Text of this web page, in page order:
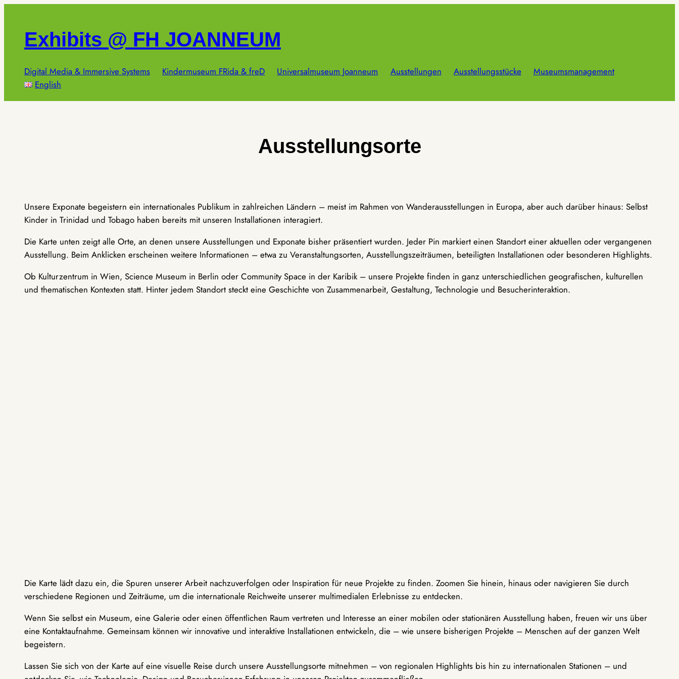
springenExhibits @ FH JOANNEUM
Digital Media & Immersive Systems Kindermuseum FRida & freD Universalmuseum Joanneum Ausstellungen Ausstellungsstücke
Museumsmanagement
English
Ausstellungsorte
Unsere Exponate begeistern ein internationales Publikum in zahlreichen Ländern – meist im Rahmen von Wanderausstellungen in Europa, aber auch darüber hinaus: Selbst
Kinder in Trinidad und Tobago haben bereits mit unseren Installationen interagiert.
Die Karte unten zeigt alle Orte, an denen unsere Ausstellungen und Exponate bisher präsentiert wurden. Jeder Pin markiert einen Standort einer aktuellen oder vergangenen
Ausstellung. Beim Anklicken erscheinen weitere Informationen – etwa zu Veranstaltungsorten, Ausstellungszeiträumen, beteiligten Installationen oder besonderen Highlights.
Ob Kulturzentrum in Wien, Science Museum in Berlin oder Community Space in der Karibik – unsere Projekte finden in ganz unterschiedlichen geografischen, kulturellen
und thematischen Kontexten statt. Hinter jedem Standort steckt eine Geschichte von Zusammenarbeit, Gestaltung, Technologie und Besucherinteraktion.
Die Karte lädt dazu ein, die Spuren unserer Arbeit nachzuverfolgen oder Inspiration für neue Projekte zu finden. Zoomen Sie hinein, hinaus oder navigieren Sie durch
verschiedene Regionen und Zeiträume, um die internationale Reichweite unserer multimedialen Erlebnisse zu entdecken.
Wenn Sie selbst ein Museum, eine Galerie oder einen öffentlichen Raum vertreten und Interesse an einer mobilen oder stationären Ausstellung haben, freuen wir uns über
eine Kontaktaufnahme. Gemeinsam können wir innovative und interaktive Installationen entwickeln, die – wie unsere bisherigen Projekte – Menschen auf der ganzen Welt
begeistern.
Lassen Sie sich von der Karte auf eine visuelle Reise durch unsere Ausstellungsorte mitnehmen – von regionalen Highlights bis hin zu internationalen Stationen – und